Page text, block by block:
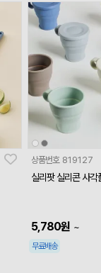
상품번호 819127
실리팟 실리콘 사각
5,780원 ~
무료배송